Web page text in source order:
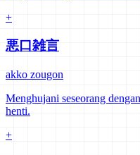
+
悪口雑言
akko zougon
Menghujani seseorang
henti.
+